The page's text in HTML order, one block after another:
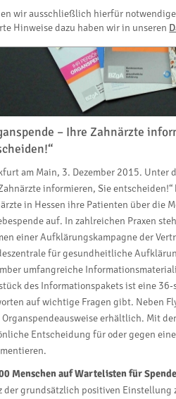
wir ausschließlich hierfür
Hinweise dazu haben wir in unseren
– Ihre Zahnärzte
am Main, 3. Dezember 2015. Unter
informieren, Sie
in Hessen ihre Patienten über die
auf. In zahlreichen Praxen
einer Aufklärungskampagne der
für gesundheitliche
umfangreiche
des Informationspakets ist eine
auf wichtige Fragen gibt. Neben
Organspendeausweise erhältlich. Mit
Entscheidung für oder gegen
Menschen auf Wartelisten für
der grundsätzlich positiven Einstellung